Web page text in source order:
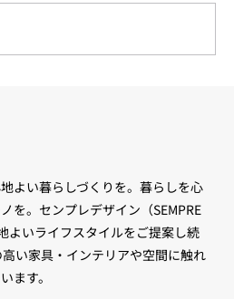
よい暮らしづくりを。暮らしを心
を。センプレデザイン（SEMPRE
よいライフスタイルをご提案し続
い家具・インテリアや空間に触れ
ます。